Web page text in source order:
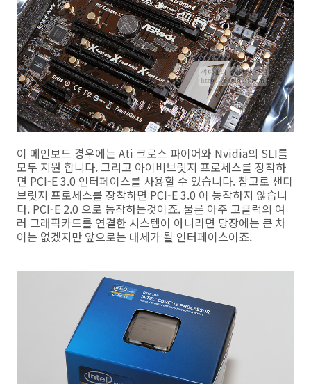
이 메인보드 경우에는 Ati 크로스 파이어와 Nvidia의 SLI를
모두 지원 합니다. 그리고 아이비브릿지 프로세스를 장착하
면 PCI-E 3.0 인터페이스를 사용할 수 있습니다. 참고로 샌디
브릿지 프로세스를 장착하면 PCI-E 3.0 이 동작하지 않습니
다. PCI-E 2.0 으로 동작하는것이죠. 물론 아주 고클럭의 여
러 그래픽카드를 연결한 시스템이 아니라면 당장에는 큰 차
이는 없겠지만 앞으로는 대세가 될 인터페이스이죠.